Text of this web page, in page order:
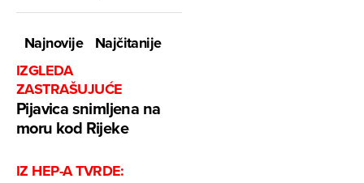
Najnovije
Najčitanije
IZGLEDA
ZASTRAŠUJUĆE
Pijavica snimljena na
moru kod Rijeke
IZ HEP-A TVRDE: